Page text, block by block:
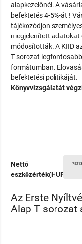
alapkezelőnél. A
befektetés 4-5%-át !
tájékozódjon
megjelenített adatokat
módosították. A KIID
T sorozat
formátumban.
befektetési politikáját.
Könyvvizsgálatát
Nettó
eszközérték(HUF)
Az Erste
Alap T sorozat